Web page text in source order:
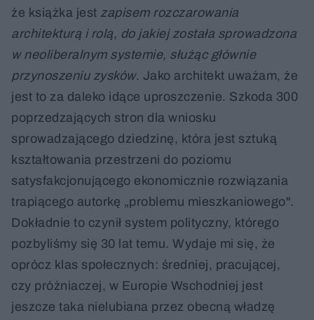
że książka jest zapisem rozczarowania
architekturą i rolą, do jakiej została sprowadzona
w neoliberalnym systemie, służąc głównie
przynoszeniu zysków. Jako architekt uważam, że
jest to za daleko idące uproszczenie. Szkoda 300
poprzedzających stron dla wniosku
sprowadzającego dziedzinę, która jest sztuką
kształtowania przestrzeni do poziomu
satysfakcjonującego ekonomicznie rozwiązania
trapiącego autorkę „problemu mieszkaniowego".
Dokładnie to czynił system polityczny, którego
pozbyliśmy się 30 lat temu. Wydaje mi się, że
oprócz klas społecznych: średniej, pracującej,
czy próżniaczej, w Europie Wschodniej jest
jeszcze taka nielubiana przez obecną władzę